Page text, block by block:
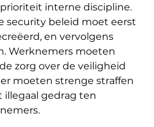
interne discipline.
security beleid moet eerst
en vervolgens
Werknemers moeten
zorg over de veiligheid
moeten strenge straffen
gedrag ten